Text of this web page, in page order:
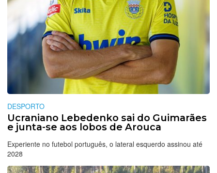
DESPORTO
Ucraniano Lebedenko sai do Guimarães
e junta-se aos lobos de Arouca
Experiente no futebol português, o lateral esquerdo assinou até
2028